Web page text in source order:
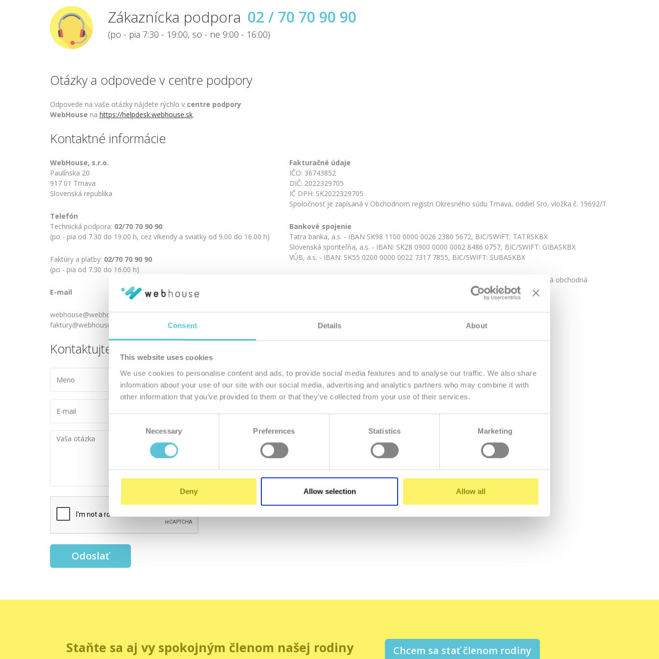
Consent Details About
This website uses cookies
We use cookies to personalise content and ads, to provide social media features and to analyse our traffic. We also share
information about your use of our site with our social media, advertising and analytics partners who may combine it with
other information that you’ve provided to them or that they’ve collected from your use of their services.
Necessary Preferences Statistics Marketing
Deny Allow selection Allow all
Zákaznícka podpora 02 / 70 70 90 90
(po - pia 7:30 - 19:00, so - ne 9:00 - 16:00)
Otázky a odpovede v centre podpory
Odpovede na vaše otázky nájdete rýchlo v centre podpory
WebHouse na https://helpdesk.webhouse.sk.
Kontaktné informácie
WebHouse, s.r.o.
Paulínska 20
917 01 Trnava
Slovenská republika
Telefón
Technická podpora: 02/70 70 90 90
(po - pia od 7.30 do 19.00 h, cez víkendy a sviatky od 9.00 do 16.00 h)
Faktúry a platby: 02/70 70 90 90
(po - pia od 7.30 do 16.00 h)
E-mail
webhouse@webhouse.sk - helpdesk, technické záležitosti
faktury@webhouse.sk - platby, faktúry
Fakturačné údaje
IČO: 36743852
DIČ: 2022329705
IČ DPH: SK2022329705
Spoločnosť je zapísaná v Obchodnom registri Okresného súdu Trnava, oddiel Sro, vložka č. 19692/T
Bankové spojenie
Tatra banka, a.s. - IBAN SK98 1100 0000 0026 2380 5672, BIC/SWIFT: TATRSKBX
Slovenská sporiteľňa, a.s. - IBAN: SK28 0900 0000 0002 8486 0757, BIC/SWIFT: GIBASKBX
VÚB, a.s. - IBAN: SK55 0200 0000 0022 7317 7855, BIC/SWIFT: SUBASKBX
Orgánom dozoru a dohľadu, ktorému činnosť poskytovateľa podlieha, je Slovenská obchodná
inšpekcia, Inšpektorát SOI pre Trnavský kraj, Pekárska 23, 917 01 Trnava 1.
Kontaktujte nás
mail *:
Vaša
otázka *:
Odoslať
Staňte sa aj vy spokojným členom našej rodiny Chcem sa stať členom rodiny